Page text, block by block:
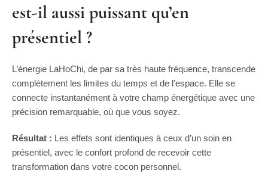
est-il aussi puissant qu’en
présentiel ?
L’énergie LaHoChi, de par sa très haute fréquence, transcende
complètement les limites du temps et de l’espace. Elle se
connecte instantanément à votre champ énergétique avec une
précision remarquable, où que vous soyez.
Résultat : Les effets sont identiques à ceux d’un soin en
présentiel, avec le confort profond de recevoir cette
transformation dans votre cocon personnel.